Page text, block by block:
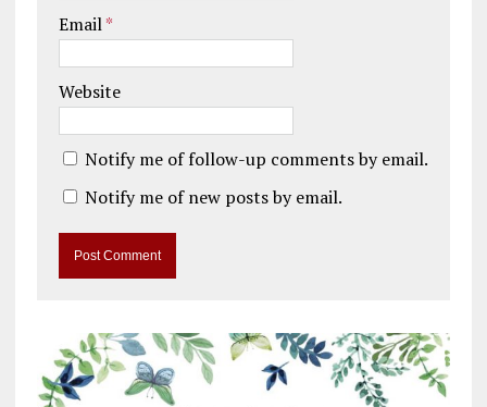
Email*
Website
Notify me of follow-up comments by email.
Notify me of new posts by email.
t
e
r